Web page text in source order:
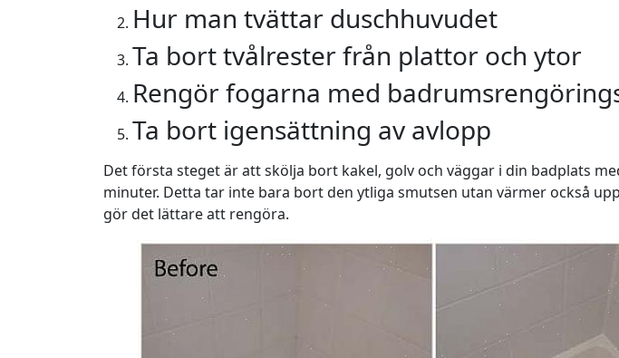
Hur man tvättar duschhuvudet
Ta bort tvålrester från plattor och ytor
Rengör fogarna med
Ta bort igensättning av avlopp
Det första steget är att skölja bort kakel, golv och väggar i din badplats
minuter. Detta tar inte bara bort den ytliga smutsen utan värmer också
gör det lättare att rengöra.